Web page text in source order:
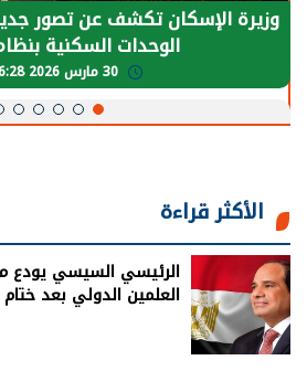
الرئيس السيسي: توقف
يحتاج إلى سنوات لعودة معدلات
الأكثر قراءة
الرئيسي السيسي يودع
العلمين الدولي بعد ختام